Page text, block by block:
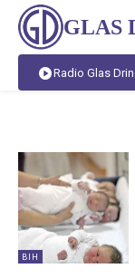
GLAS
Radio Glas
BIH